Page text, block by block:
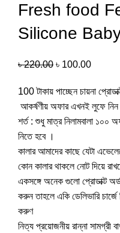
Fresh food
Silicone
৳220.00 ৳ 100.00
100 টাকায় পাচ্ছেন চায়না
আকর্ষণীয় অফার এখনই লুফে
শর্ত : শুধু মাত্র নিলামবালা ১০০
নিতে হবে ।
কালার আমাদের কাছে যেটা
কোন কালার থাকলে নোট দিয়ে
একসঙ্গে অনেক গুলো প্রোডাক্ট
করুন তাহলে একি ডেলিভারি
করুণ
নিত্য প্রয়োজনীয় রান্না